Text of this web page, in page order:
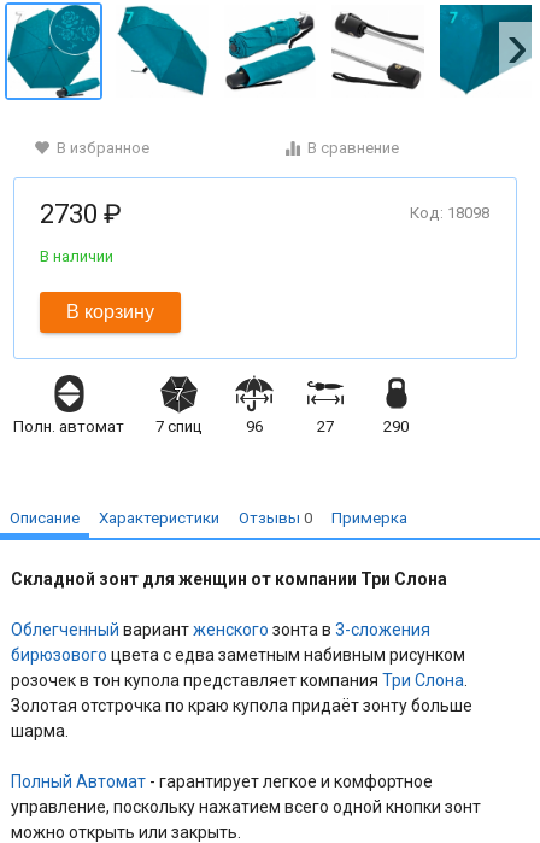
В избранное В сравнение
Код: 18098
2730 ₽
В наличии
В корзину
Полн. автомат 7 спиц 96 27 290
Описание
Складной зонт для женщин от компании Три Слона
Облегченный вариантженского зонта в3-сложения
бирюзового цвета с едва заметным набивным рисунком
розочек в тон купола представляет компанияТри Слона
Золотая отстрочка по краю купола придаёт зонту больше
шарма.
Полный Автомат - гарантирует легкое и комфортное
управление, поскольку нажатием всего одной кнопки зонт
можно открыть или закрыть.
Характеристики Отзывы0 Примерка